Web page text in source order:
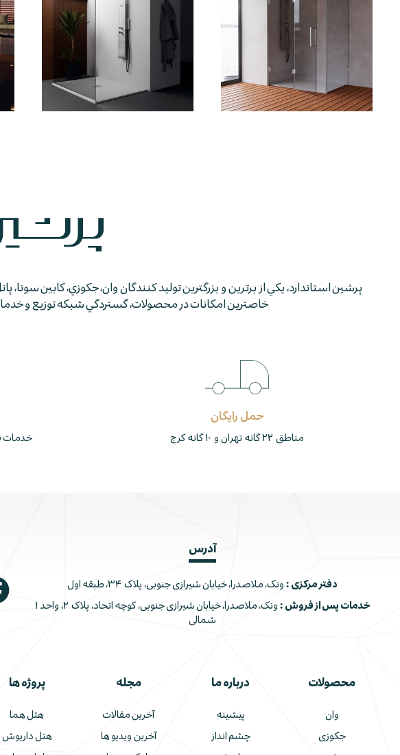
پرشين استاندارد، يكي از برترين و بزرگترين توليد كنندگان وان، جكوزي، كابين
خاصترين امكانات در محصولات، گستردگي شبكه توزيع و
حمل رایگان
مناطق ۲۲ گانه تهران و ۱۰ گانه کرج خدمات
آدرس
دفتر مرکزی : ونک، ملاصدرا، خیابان شیرازی جنوبی، پلاک ۳۴، طبقه اول
خدمات پس از فروش :
ونک، ملاصدرا، خیابان شیرازی جنوبی، کوچه اتحاد، پلاک ۲، واحد ۱
شمالی
محصولات
وان
جکوزی
درباره ما
پیشینه
چشم انداز
مجله
آخرین مقالات
آخرین ویدیو ها
پروژه ها
هتل هما
هتل داریوش